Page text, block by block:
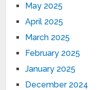
May 2025
April 2025
March 2025
February 2025
January 2025
December 2024